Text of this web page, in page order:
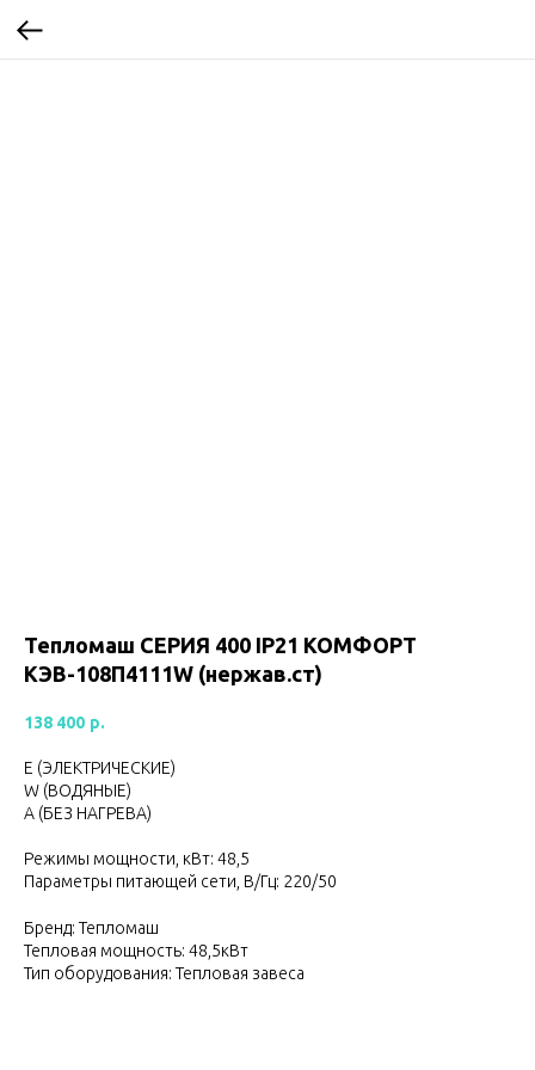
Тепломаш CЕРИЯ 400 IP21 КОМФОРТ
КЭВ-108П4111W (нержав.ст)
138 400 р.
Е (ЭЛЕКТРИЧЕСКИЕ)
W (ВОДЯНЫЕ)
А (БЕЗ НАГРЕВА)
Режимы мощности, кВт: 48,5
Параметры питающей сети, В/Гц: 220/50
Бренд: Тепломаш
Тепловая мощность: 48,5кВт
Тип оборудования: Тепловая завеса